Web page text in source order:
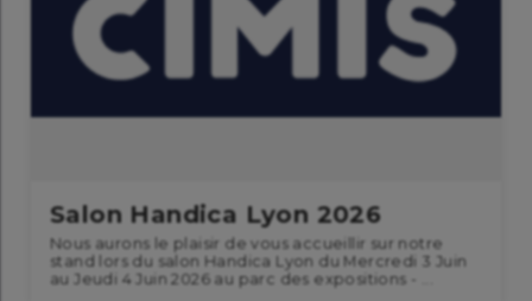
Salon Handica Lyon 2026
Nous aurons le plaisir de vous accueillir sur notre
stand lors du salon Handica Lyon du Mercredi 3 Juin
au Jeudi 4 Juin 2026 au parc des expositions - ...